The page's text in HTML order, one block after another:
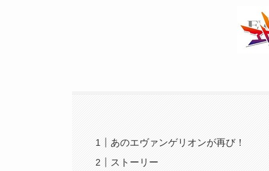
あのエヴァンゲリオンが再び！
ストーリー